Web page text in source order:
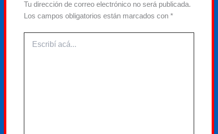
Tu dirección de correo electrónico no será publicada.
Los campos obligatorios están marcados con*
acá...